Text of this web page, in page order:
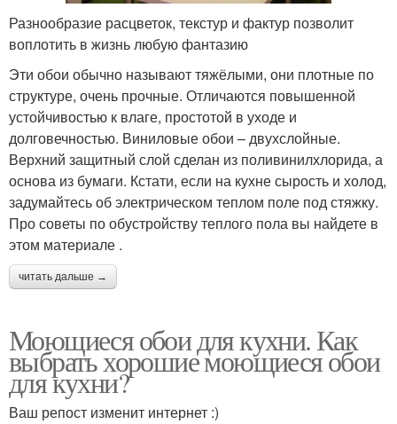
Разнообразие расцветок, текстур и фактур позволит
воплотить в жизнь любую фантазию
Эти обои обычно называют тяжёлыми, они плотные по
структуре, очень прочные. Отличаются повышенной
устойчивостью к влаге, простотой в уходе и
долговечностью. Виниловые обои – двухслойные.
Верхний защитный слой сделан из поливинилхлорида, а
основа из бумаги. Кстати, если на кухне сырость и холод,
задумайтесь об электрическом теплом поле под стяжку.
Про советы по обустройству теплого пола вы найдете в
этом материале .
читать дальше →
Моющиеся обои для кухни. Как
выбрать хорошие моющиеся обои
для кухни?
Ваш репост изменит интернет :)